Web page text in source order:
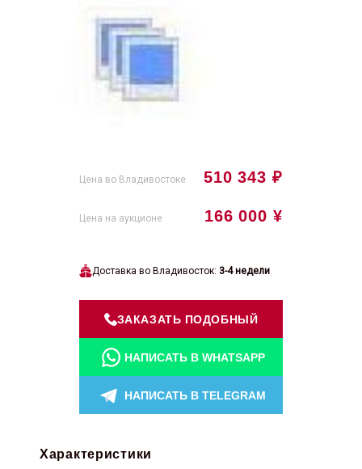
510 343 ₽
Цена во Владивостоке
166 000 ¥
Цена на аукционе
Доставка во Владивосток: 3-4 недели
ЗАКАЗАТЬ ПОДОБНЫЙ
НАПИСАТЬ В WHATSAPP
НАПИСАТЬ В TELEGRAM
Характеристики